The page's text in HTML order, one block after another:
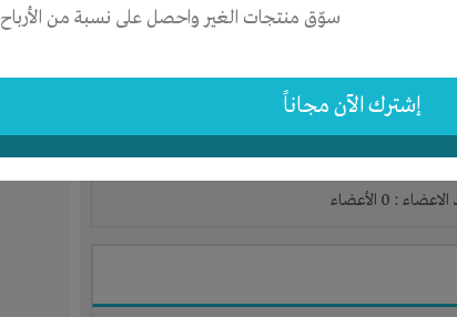
سوّق منتجات الغير واحصل على نسبة من الأرباح
إشترك الآن مجاناً
: 0 الأعضاء